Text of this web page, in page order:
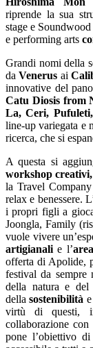
riprende la sua
stage e
e performing arts
Grandi nomi della
daVenerus ai
innovative del
Catu Diosis from
La, Ceri,
line-up variegata e
ricerca, che si
A questa si
workshop
la Travel
relax e benessere.
i propri figli a
Joongla, Family
vuole vivere
artigianali e l’
offerta di Apolide,
festival da sempre
della natura e
dellasostenibilità
virtù di questi,
collaborazione con
pone l’obiettivo